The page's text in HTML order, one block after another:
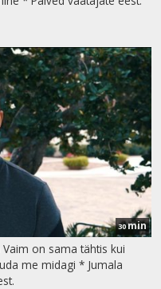
30min
on sama tähtis kui
me midagi * Jumala